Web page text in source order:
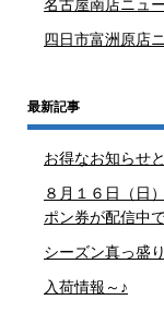
名古屋南店ニュ
四日市富洲原店
最新記事
お得なお知らせ
８月１６日（日
ポン券が配信中
シーズン真っ盛
入荷情報～♪